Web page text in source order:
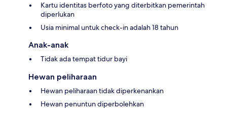
Kartu identitas berfoto yang diterbitkan pemerintah
diperlukan
Usia minimal untuk check-in adalah 18 tahun
Anak-anak
Tidak ada tempat tidur bayi
Hewan peliharaan
Hewan peliharaan tidak diperkenankan
Hewan penuntun diperbolehkan